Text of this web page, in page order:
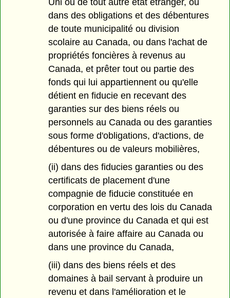
Uni ou de tout autre état étranger, ou
dans des obligations et des débentures
de toute municipalité ou division
scolaire au Canada, ou dans l'achat de
propriétés foncières à revenus au
Canada, et prêter tout ou partie des
fonds qui lui appartiennent ou qu'elle
détient en fiducie en recevant des
garanties sur des biens réels ou
personnels au Canada ou des garanties
sous forme d'obligations, d'actions, de
débentures ou de valeurs mobilières,
(ii) dans des fiducies garanties ou des
certificats de placement d'une
compagnie de fiducie constituée en
corporation en vertu des lois du Canada
ou d'une province du Canada et qui est
autorisée à faire affaire au Canada ou
dans une province du Canada,
(iii) dans des biens réels et des
domaines à bail servant à produire un
revenu et dans l'amélioration et le